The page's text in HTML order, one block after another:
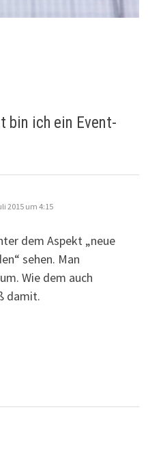
bin ich ein Event-
2015 um 4:15
dem Aspekt „neue
sehen. Man
Wie dem auch
damit.